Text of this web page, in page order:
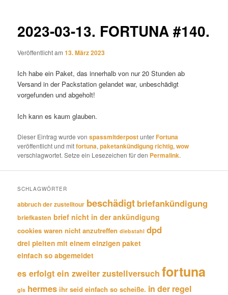
2023-03-13. FORTUNA #140.
Veröffentlicht am13. März 2023
Ich habe ein Paket, das innerhalb von nur 20 Stunden ab
Versand in der Packstation gelandet war, unbeschädigt
vorgefunden und abgeholt!
Ich kann es kaum glauben.
Dieser Eintrag wurde vonspassmitderpostunterFortuna
veröffentlicht und mitfortuna,paketankündigung richtig,wow
verschlagwortet. Setze ein Lesezeichen für den Permalink.
SCHLAGWÖRTER
abbruch der zustelltour beschädigt briefankündigung
briefkasten brief nicht in der ankündigung
cookies waren nicht anzutreffen diebstahl dpd
drei pleiten mit einem einzigen paket
einfach so abgemeldet
es erfolgt ein zweiter zustellversuch fortuna
gls hermes ihr seid einfach so scheiße. in der regel